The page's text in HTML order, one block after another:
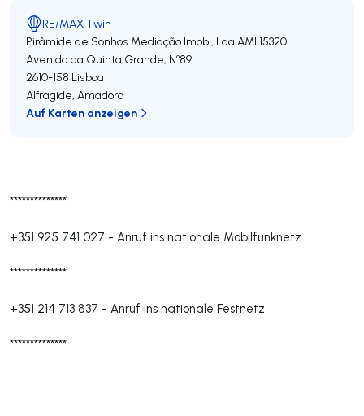
**************
+351 925 741 027 - Anruf ins nationale Mobilfunknetz
**************
+351 214 713 837 - Anruf ins nationale Festnetz
**************
RE/MAX Twin
Pirâmide de Sonhos Mediação Imob., Lda AMI 15320
Avenida da Quinta Grande, Nº89
2610-158 Lisboa
Alfragide, Amadora
Auf Karten anzeigen